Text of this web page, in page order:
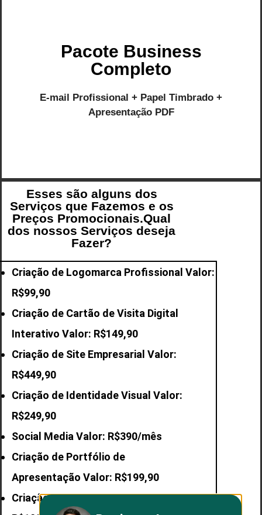
Pacote Business
Completo
E-mail Profissional + Papel Timbrado +
Apresentação PDF
Esses são alguns dos
Serviços que Fazemos e os
Preços Promocionais.Qual
dos nossos Serviços deseja
Fazer?
Criação de Logomarca Profissional Valor:
R$99,90
Criação de Cartão de Visita Digital
Interativo Valor: R$149,90
Criação de Site Empresarial Valor:
R$449,90
Criação de Identidade Visual Valor:
R$249,90
Social Media Valor: R$390/mês
Criação de Portfólio de
Apresentação Valor: R$199,90
Criação de E-mailProfissional Valor: